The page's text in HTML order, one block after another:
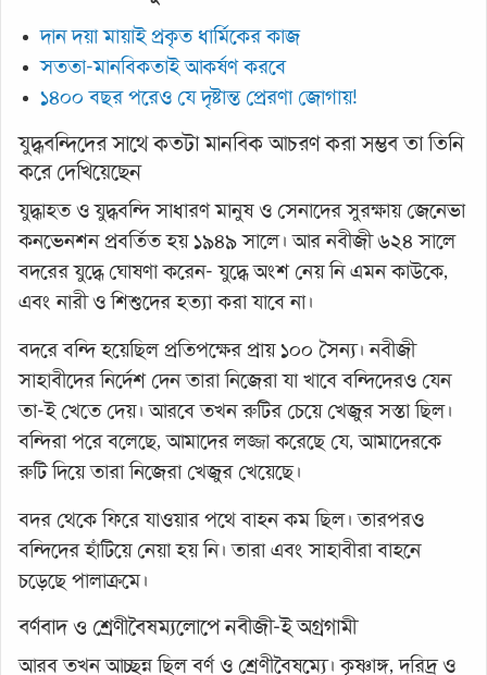
দান দয়া মায়াই প্রকৃত ধার্মিকের কাজ
সততা-মানবিকতাই আকর্ষণ করবে
১৪০০ বছর পরেও যে দৃষ্টান্ত প্রেরণা জোগায়!
যুদ্ধবন্দিদের সাথে কতটা মানবিক আচরণ করা সম্ভব তা তিনি
করে দেখিয়েছেন
যুদ্ধাহত ও যুদ্ধবন্দি সাধারণ মানুষ ও সেনাদের সুরক্ষায় জেনেভা
কনভেনশন প্রবর্তিত হয় ১৯৪৯ সালে। আর নবীজী ৬২৪ সালে
বদরের যুদ্ধে ঘোষণা করেন- যুদ্ধে অংশ নেয় নি এমন কাউকে,
এবং নারী ও শিশুদের হত্যা করা যাবে না।
বদরে বন্দি হয়েছিল প্রতিপক্ষের প্রায় ১০০ সৈন্য। নবীজী
সাহাবীদের নির্দেশ দেন তারা নিজেরা যা খাবে বন্দিদেরও যেন
তা-ই খেতে দেয়। আরবে তখন রুটির চেয়ে খেজুর সস্তা ছিল।
বন্দিরা পরে বলেছে, আমাদের লজ্জা করেছে যে, আমাদেরকে
রুটি দিয়ে তারা নিজেরা খেজুর খেয়েছে।
বদর থেকে ফিরে যাওয়ার পথে বাহন কম ছিল। তারপরও
বন্দিদের হাঁটিয়ে নেয়া হয় নি। তারা এবং সাহাবীরা বাহনে
চড়েছে পালাক্রমে।
বর্ণবাদ ও শ্রেণীবৈষম্যলোপে নবীজী-ই অগ্রগামী
আরব তখন আচ্ছন্ন ছিল বর্ণ ও শ্রেণীবৈষম্যে। কৃষ্ণাঙ্গ, দরিদ্র ও